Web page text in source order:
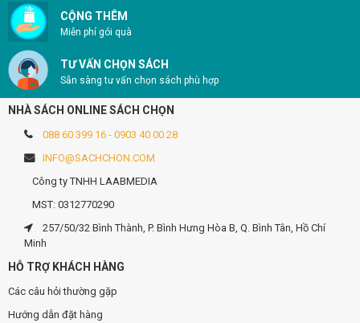
CỘNG THÊM
Miễn phí gói quà
TƯ VẤN CHỌN SÁCH
Sẵn sàng tư vấn chọn sách phù hợp
NHÀ SÁCH ONLINE SÁCH CHỌN
088 60 399 16 - 0903 40 00 28
INFO@SACHCHON.COM
Công ty TNHH LAABMEDIA
MST: 0312770290
257/50/32 Bình Thành, P. Bình Hưng Hòa B, Q. Bình Tân, Hồ Chí
Minh
HỖ TRỢ KHÁCH HÀNG
Các câu hỏi thường gặp
Hướng dẫn đặt hàng